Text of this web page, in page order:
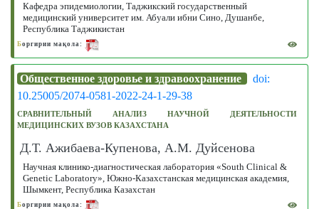
Кафедра эпидемиологии, Таджикский государственный
медицинский университет им. Абуали ибни Сино, Душанбе,
Республика Таджикистан
Боргирии мақола:
Общественное здоровье и здравоохранение
doi:
10.25005/2074-0581-2022-24-1-29-38
СРАВНИТЕЛЬНЫЙ АНАЛИЗ НАУЧНОЙ ДЕЯТЕЛЬНОСТИ
МЕДИЦИНСКИХ ВУЗОВ КАЗАХСТАНА
Д.Т. Ажибаева-Купенова, А.М. Дуйсенова
Научная клинико-диагностическая лаборатория «South Clinical &
Genetic Laboratory», Южно-Казахстанская медицинская академия,
Шымкент, Республика Казахстан
Боргирии мақола: